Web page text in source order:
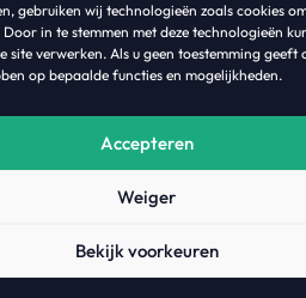
gebruiken wij technologieën zoals cookies
in te stemmen met deze technologieën
site verwerken. Als u geen toestemming
op bepaalde functies en mogelijkheden.
Accepteren
Weiger
Bekijk voorkeuren